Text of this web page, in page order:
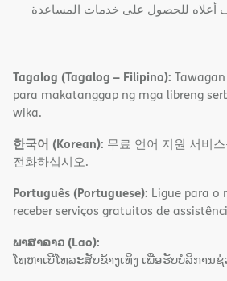
أﻋﻼه ﻟﻠﺤﺼﻮل ﻋﻠﻰ ﺧﺪﻣﺎت اﻟﻤﺴﺎﻋﺪة
Tagalog (Tagalog – Filipino):
para makatanggap ng mga libreng
wika.
한국어 (Korean): 무료 언어 지원 서비
전화하십시오.
Português (Portuguese): Ligue para o
receber serviços gratuitos de
ພາສາລາວ (Lao):
ໂທຫາເບີໂທລະສັບຂ້າງເທິງ ເພື່ອຮັບບໍລິການ